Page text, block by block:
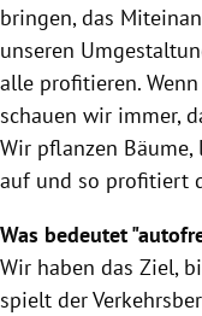
bringen, das
unseren
alle profitieren.
schauen wir immer,
Wir pflanzen Bäume,
auf und so profitiert
Was bedeutet
Wir haben das Ziel,
spielt der